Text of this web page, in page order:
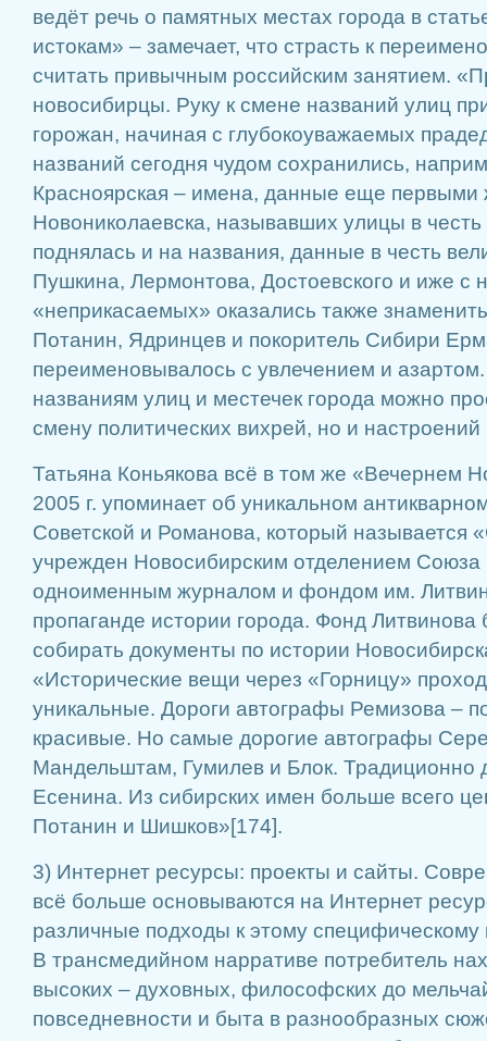
ведёт речь о памятных местах города в
истокам» – замечает, что страсть к
считать привычным российским занятием.
новосибирцы. Руку к смене названий улиц
горожан, начиная с глубокоуважаемых
названий сегодня чудом сохранились,
Красноярская – имена, данные еще первыми
Новониколаевска, называвших улицы в
поднялась и на названия, данные в честь
Пушкина, Лермонтова, Достоевского и иже с
«неприкасаемых» оказались также
Потанин, Ядринцев и покоритель Сибири
переименовывалось с увлечением и
названиям улиц и местечек города можно
смену политических вихрей, но и
Татьяна Коньякова всё в том же «Вечернем
2005 г. упоминает об уникальном
Советской и Романова, который называется
учрежден Новосибирским отделением Союза
одноименным журналом и фондом им.
пропаганде истории города. Фонд
собирать документы по истории
«Исторические вещи через «Горницу»
уникальные. Дороги автографы Ремизова –
красивые. Но самые дорогие автографы
Мандельштам, Гумилев и Блок. Традиционно
Есенина. Из сибирских имен больше всего
Потанин и Шишков»[174].
3) Интернет ресурсы: проекты и сайты.
всё больше основываются на Интернет
различные подходы к этому
В трансмедийном нарративе потребитель
высоких – духовных, философских до
повседневности и быта в разнообразных